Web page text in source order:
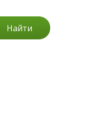
Найти